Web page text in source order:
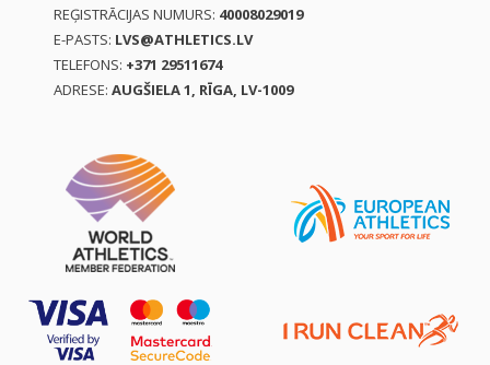
REĢISTRĀCIJAS NUMURS: 40008029019
E-PASTS: LVS@ATHLETICS.LV
TELEFONS: +371 29511674
ADRESE: AUGŠIELA 1, RĪGA, LV-1009